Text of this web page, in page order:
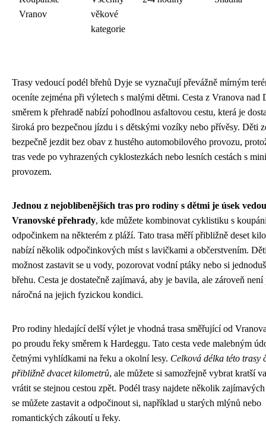
Vranov
věkové
kategorie
Trasy vedoucí podél břehů Dyje se vyznačují převážně mírným
oceníte zejména při výletech s malými dětmi. Cesta z Vranova nad
směrem k přehradě nabízí pohodlnou asfaltovou cestu, která je
široká pro bezpečnou jízdu i s dětskými vozíky nebo přívěsy. Děti
bezpečně jezdit bez obav z hustého automobilového provozu,
tras vede po vyhrazených cyklostezkách nebo lesních cestách s
provozem.
Jednou z nejoblíbenějších tras pro rodiny s dětmi je úsek
Vranovské přehrady, kde můžete kombinovat cyklistiku s
odpočinkem na některém z pláží. Tato trasa měří přibližně deset
nabízí několik odpočinkových míst s lavičkami a občerstvením.
možnost zastavit se u vody, pozorovat vodní ptáky nebo si
břehu. Cesta je dostatečně zajímavá, aby je bavila, ale zároveň
náročná na jejich fyzickou kondici.
Pro rodiny hledající delší výlet je vhodná trasa směřující od
po proudu řeky směrem k Hardeggu. Tato cesta vede malebným
četnými vyhlídkami na řeku a okolní lesy. Celková délka této trasy
přibližně dvacet kilometrů, ale můžete si samozřejně vybrat kratší
vrátit se stejnou cestou zpět. Podél trasy najdete několik
se můžete zastavit a odpočinout si, například u starých mlýnů nebo
romantických zákoutí u řeky.